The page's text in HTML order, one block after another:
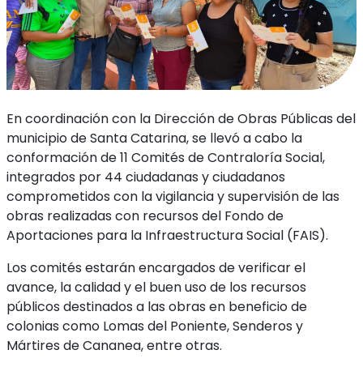
En coordinación con la Dirección de Obras Públicas del
municipio de Santa Catarina, se llevó a cabo la
conformación de 11 Comités de Contraloría Social,
integrados por 44 ciudadanas y ciudadanos
comprometidos con la vigilancia y supervisión de las
obras realizadas con recursos del Fondo de
Aportaciones para la Infraestructura Social (FAIS).
Los comités estarán encargados de verificar el
avance, la calidad y el buen uso de los recursos
públicos destinados a las obras en beneficio de
colonias como Lomas del Poniente, Senderos y
Mártires de Cananea, entre otras.